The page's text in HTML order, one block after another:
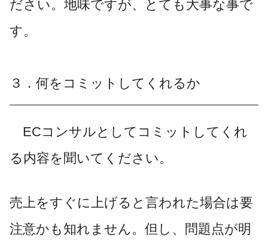
ださい。地味ですが、とても大事な事で
す。
３．何をコミットしてくれるか
ECコンサルとしてコミットしてくれ
る内容を聞いてください。
売上をすぐに上げると言われた場合は要
注意かも知れません。但し、問題点が明